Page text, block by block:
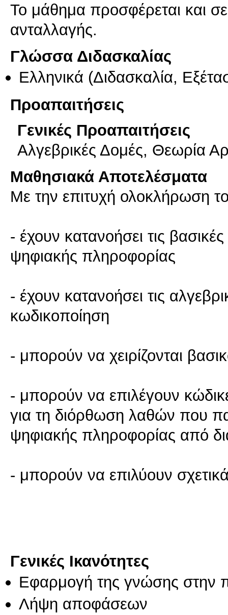
Το μάθημα προσφέρεται και
ανταλλαγής.
Γλώσσα Διδασκαλίας
Ελληνικά (Διδασκαλία,
Προαπαιτήσεις
Γενικές Προαπαιτήσεις
Αλγεβρικές Δομές, Θεωρία
Μαθησιακά Αποτελέσματα
Με την επιτυχή ολοκλήρωση
- έχουν κατανοήσει τις
ψηφιακής πληροφορίας
- έχουν κατανοήσει τις
κωδικοποίηση
- μπορούν να χειρίζονται
- μπορούν να επιλέγουν
για τη διόρθωση λαθών που
ψηφιακής πληροφορίας από
- μπορούν να επιλύουν
Γενικές Ικανότητες
Εφαρμογή της γνώσης στην
Λήψη αποφάσεων